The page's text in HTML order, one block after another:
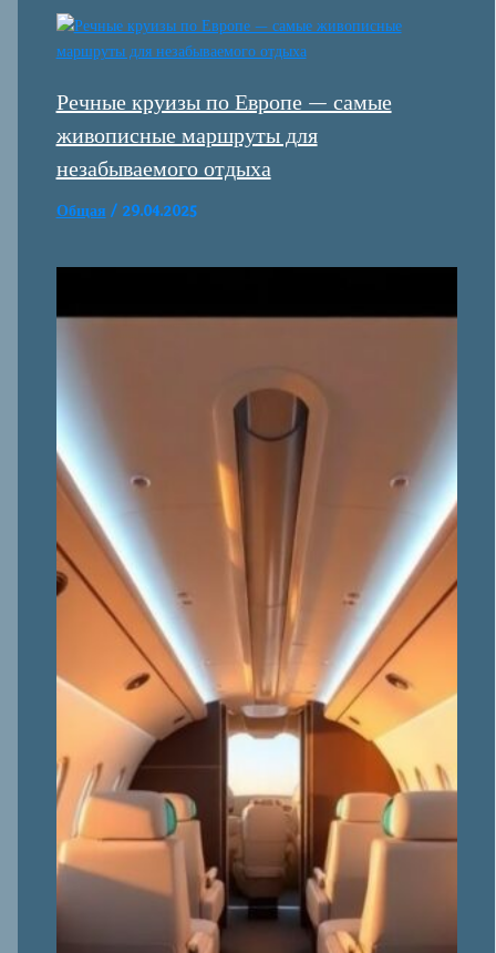
Речные круизы по Европе — самые
живописные маршруты для
незабываемого отдыха
Общая / 29.04.2025